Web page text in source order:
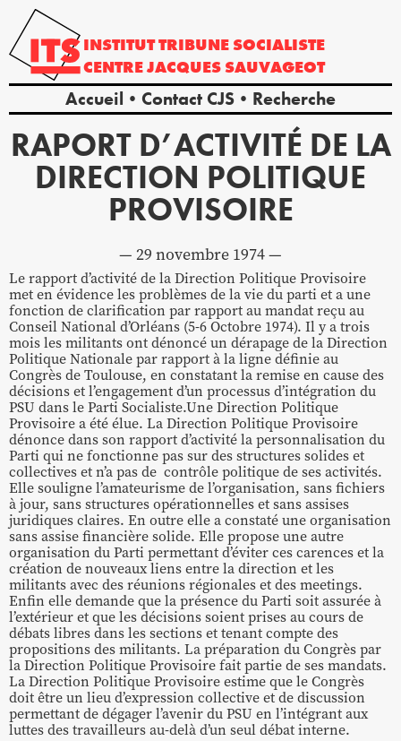
INSTITUTTRIBUNE SOCIALISTE
CENTREJACQUES SAUVAGEOT
Accueil Contact CJS Recherche
RAPORT D’ACTIVITÉ DE LA
DIRECTION POLITIQUE
PROVISOIRE
29 novembre 1974
Le rapport d’activité de la Direction Politique Provisoire
met en évidence les problèmes de la vie du parti et a une
fonction de clarification par rapport au mandat reçu au
Conseil National d’Orléans (5-6 Octobre 1974). Il y a trois
mois les militants ont dénoncé un dérapage de la Direction
Politique Nationale par rapport à la ligne définie au
Congrès de Toulouse, en constatant la remise en cause des
décisions et l’engagement d’un processus d’intégration du
PSU dans le Parti Socialiste.Une Direction Politique
Provisoire a été élue. La Direction Politique Provisoire
dénonce dans son rapport d’activité la personnalisation du
Parti qui ne fonctionne pas sur des structures solides et
collectives et n’a pas de contrôle politique de ses activités.
Elle souligne l’amateurisme de l’organisation, sans fichiers
à jour, sans structures opérationnelles et sans assises
juridiques claires. En outre elle a constaté une organisation
sans assise financière solide. Elle propose une autre
organisation du Parti permettant d’éviter ces carences et la
création de nouveaux liens entre la direction et les
militants avec des réunions régionales et des meetings.
Enfin elle demande que la présence du Parti soit assurée à
l’extérieur et que les décisions soient prises au cours de
débats libres dans les sections et tenant compte des
propositions des militants. La préparation du Congrès par
la Direction Politique Provisoire fait partie de ses mandats.
La Direction Politique Provisoire estime que le Congrès
doit être un lieu d’expression collective et de discussion
permettant de dégager l’avenir du PSU en l’intégrant aux
luttes des travailleurs au-delà d’un seul débat interne.